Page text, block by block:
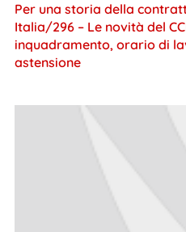
Per una storia della
Italia/296 – Le novità del
inquadramento, orario di
astensione